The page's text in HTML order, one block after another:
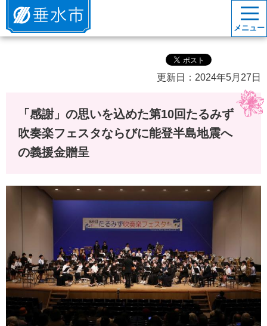
垂水市
メニュー
更新日：2024年5月27日
「感謝」の思いを込めた第10回たるみず
吹奏楽フェスタならびに能登半島地震へ
の義援金贈呈